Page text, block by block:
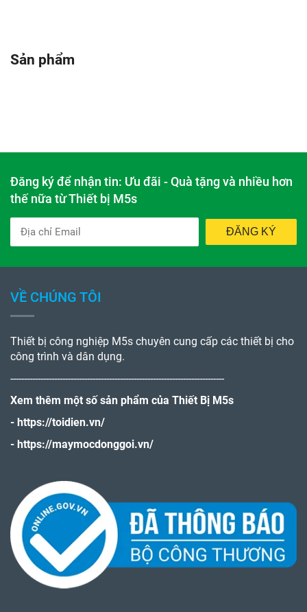
Sản phẩm
Đăng ký để nhận tin: Ưu đãi - Quà tặng và nhiều hơn
thế nữa từ Thiết bị M5s
ĐĂNG KÝ
VỀ CHÚNG TÔI
Thiết bị công nghiệp M5s chuyên cung cấp các thiết bị cho
công trình và dân dụng.
------------------------------------------------------------------------------
Xem thêm một số sản phẩm của Thiết Bị M5s
- https://toidien.vn/
- https://maymocdonggoi.vn/